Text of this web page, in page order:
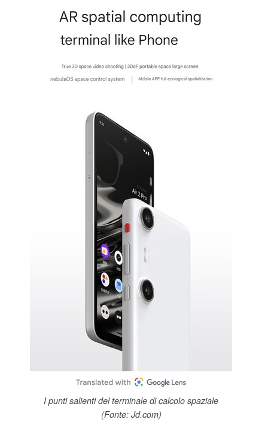
I punti salienti del terminale di calcolo spaziale
(Fonte: Jd.com)